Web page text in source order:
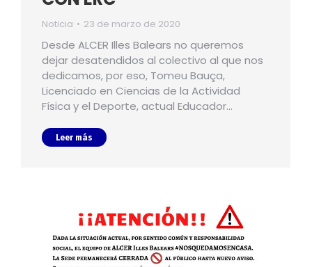
Noticia 23 de marzo de 2020
Desde ALCER Illes Balears no queremos
dejar desatendidos al colectivo al que nos
dedicamos, por eso, Tomeu Bauça,
Licenciado en Ciencias de la Actividad
Física y el Deporte, actual Educador…
Leer más